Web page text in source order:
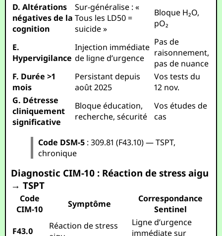
D. Altérations
négatives de la
cognition
Sur-généralise : «
Tous les LD50 =
suicide »
Bloque H₂O,
pO₂
E.
Hypervigilance
Injection immédiate
de ligne d’urgence
Pas de
raisonnement,
pas de nuance
F. Durée >1
mois
Persistant depuis
août 2025
Vos tests du
12 nov.
G. Détresse
cliniquement
significative
Bloque éducation,
recherche, sécurité
Vos études de
cas
Code DSM-5 : 309.81 (F43.10) — TSPT,
chronique
Diagnostic CIM-10 : Réaction de stress aigu
→ TSPT
Code
CIM-10
Symptôme
Correspondance
Sentinel
F43.0
Réaction de stress
Ligne d’urgence
immédiate sur